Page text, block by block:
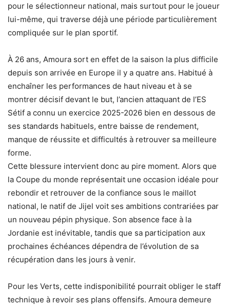
pour le sélectionneur national, mais surtout pour le joueur
lui-même, qui traverse déjà une période particulièrement
compliquée sur le plan sportif.
À 26 ans, Amoura sort en effet de la saison la plus difficile
depuis son arrivée en Europe il y a quatre ans. Habitué à
enchaîner les performances de haut niveau et à se
montrer décisif devant le but, l’ancien attaquant de l’ES
Sétif a connu un exercice 2025-2026 bien en dessous de
ses standards habituels, entre baisse de rendement,
manque de réussite et difficultés à retrouver sa meilleure
forme.
Cette blessure intervient donc au pire moment. Alors que
la Coupe du monde représentait une occasion idéale pour
rebondir et retrouver de la confiance sous le maillot
national, le natif de Jijel voit ses ambitions contrariées par
un nouveau pépin physique. Son absence face à la
Jordanie est inévitable, tandis que sa participation aux
prochaines échéances dépendra de l’évolution de sa
récupération dans les jours à venir.
Pour les Verts, cette indisponibilité pourrait obliger le staff
technique à revoir ses plans offensifs. Amoura demeure